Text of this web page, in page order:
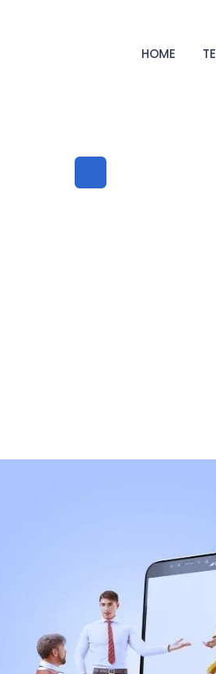
HOME